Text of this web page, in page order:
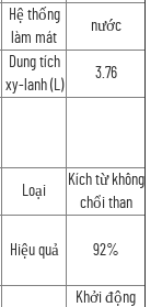
Hệ thống
làm mát
nước
Dung tích
xy-lanh (L)
3.76
Loại
Kích từ không
chổi than
Hiệu quả 92%
Khởi động